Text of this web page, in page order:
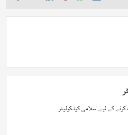
کے لیے اسلامی کیلکولیٹر